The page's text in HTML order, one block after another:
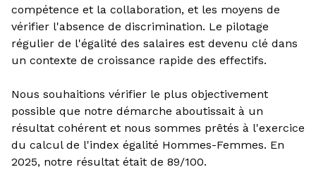
compétence et la collaboration, et les moyens de
vérifier l'absence de discrimination. Le pilotage
régulier de l'égalité des salaires est devenu clé dans
un contexte de croissance rapide des effectifs.
Nous souhaitions vérifier le plus objectivement
possible que notre démarche aboutissait à un
résultat cohérent et nous sommes prêtés à l'exercice
du calcul de l'index égalité Hommes-Femmes. En
2025, notre résultat était de 89/100.